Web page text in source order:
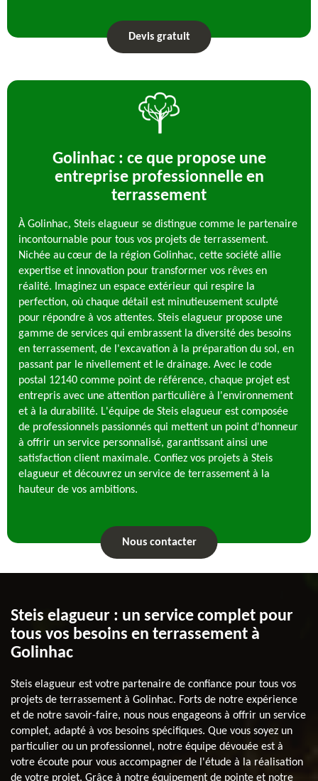
Devis gratuit
Golinhac : ce que propose une
entreprise professionnelle en
terrassement
À Golinhac, Steis elagueur se distingue comme le partenaire
incontournable pour tous vos projets de terrassement.
Nichée au cœur de la région Golinhac, cette société allie
expertise et innovation pour transformer vos rêves en
réalité. Imaginez un espace extérieur qui respire la
perfection, où chaque détail est minutieusement sculpté
pour répondre à vos attentes. Steis elagueur propose une
gamme de services qui embrassent la diversité des besoins
en terrassement, de l'excavation à la préparation du sol, en
passant par le nivellement et le drainage. Avec le code
postal 12140 comme point de référence, chaque projet est
entrepris avec une attention particulière à l'environnement
et à la durabilité. L'équipe de Steis elagueur est composée
de professionnels passionnés qui mettent un point d'honneur
à offrir un service personnalisé, garantissant ainsi une
satisfaction client maximale. Confiez vos projets à Steis
elagueur et découvrez un service de terrassement à la
hauteur de vos ambitions.
Nous contacter
Steis elagueur : un service complet pour
tous vos besoins en terrassement à
Golinhac
Steis elagueur est votre partenaire de confiance pour tous vos
projets de terrassement à Golinhac. Forts de notre expérience
et de notre savoir-faire, nous nous engageons à offrir un service
complet, adapté à vos besoins spécifiques. Que vous soyez un
particulier ou un professionnel, notre équipe dévouée est à
votre écoute pour vous accompagner de l'étude à la réalisation
de votre projet. Grâce à notre équipement de pointe et notre